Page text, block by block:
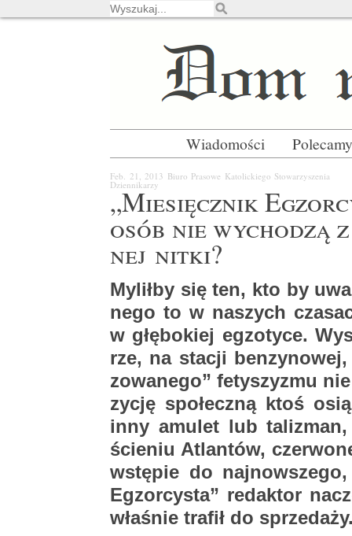
Wiadomości Polecamy
Feb. 21, 2013 Biuro Pra­so­we Ka­to­lic­kie­go Sto­wa­rzy­sze­nia
Dzien­ni­ka­rzy
„Mie­sięcz­nik
osób nie wy­cho­dzą
nej nitki?
My­lił­by się ten, kto by
ne­go to w na­szych
w głę­bo­kiej eg­zo­ty­ce.
rze, na sta­cji
zo­wa­ne­go” fe­ty­szy­zmu
zy­cję spo­łecz­ną ktoś
inny amu­let lub
ście­niu Atlan­tów,
wstę­pie do
Eg­zor­cy­sta” re­dak­tor
wła­śnie tra­fił do